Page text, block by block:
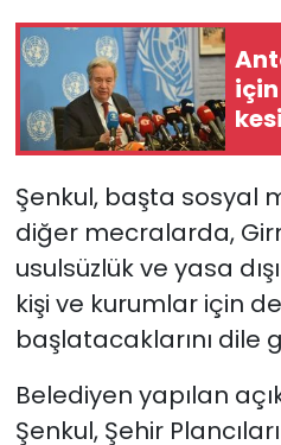
Şenkul, başta sosyal
diğer mecralarda,
usulsüzlük ve yasa
kişi ve kurumlar için
başlatacaklarını dile
Belediyen yapılan
Şenkul, Şehir